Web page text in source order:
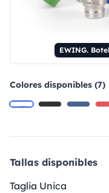
Colores disponibles (7)
Tallas disponibles
Taglia Unica